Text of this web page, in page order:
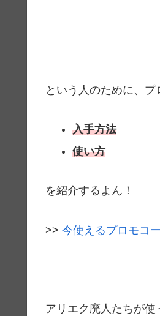
という人のために、プ
入手方法
使い方
を紹介するよん！
>> 今使えるプロモコ
アリエク廃人たちが使